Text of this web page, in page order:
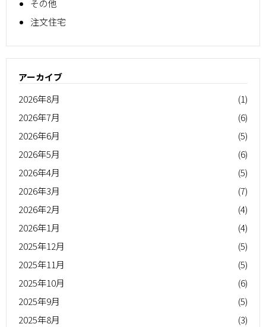
その他
注文住宅
アーカイブ
2026年8月
(1)
2026年7月
(6)
2026年6月
(5)
2026年5月
(6)
2026年4月
(5)
2026年3月
(7)
2026年2月
(4)
2026年1月
(4)
2025年12月
(5)
2025年11月
(5)
2025年10月
(6)
2025年9月
(5)
2025年8月
(3)